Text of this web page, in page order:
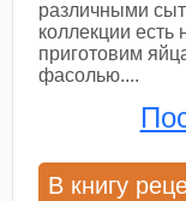
различными
коллекции
приготовим
фасолью....
В книгу